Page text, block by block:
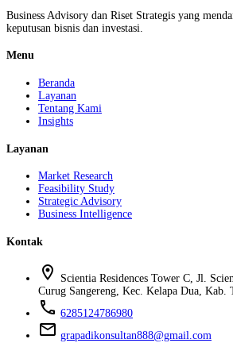
Business Advisory dan Riset Strategis yang
keputusan bisnis dan investasi.
Menu
Beranda
Layanan
Tentang Kami
Insights
Layanan
Market Research
Feasibility Study
Strategic Advisory
Business Intelligence
Kontak
location_on
Scientia Residences Tower C, Jl.
Curug Sangereng, Kec. Kelapa Dua, Kab.
phone 6285124786980
mail grapadikonsultan888@gmail.com